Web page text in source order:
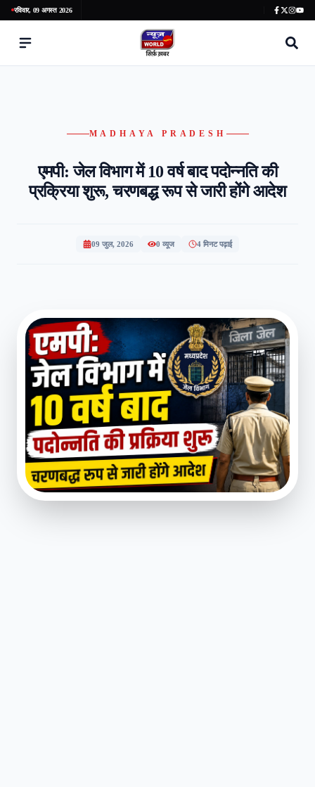
रविवार, 09 अगस्त 2026
MADHAYA PRADESH
एमपी: जेल विभाग में 10 वर्ष बाद पदोन्नति की
प्रक्रिया शुरू, चरणबद्ध रूप से जारी होंगे आदेश
09 जुल, 2026 0 व्यूज 4 मिनट पढ़ाई